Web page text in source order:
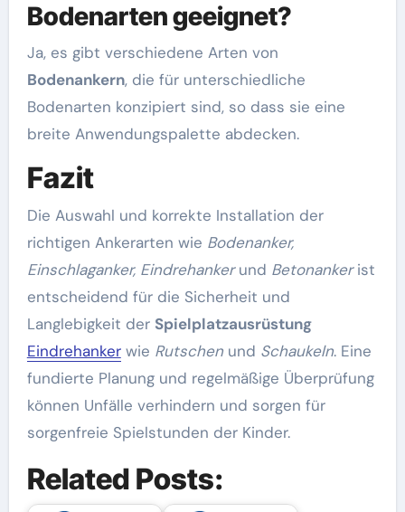
Bodenarten geeignet?
Ja, es gibt verschiedene Arten von
Bodenankern, die für unterschiedliche
Bodenarten konzipiert sind, so dass sie eine
breite Anwendungspalette abdecken.
Fazit
Die Auswahl und korrekte Installation der
richtigen Ankerarten wie Bodenanker,
Einschlaganker, Eindrehankerund Betonankerist
entscheidend für die Sicherheit und
Langlebigkeit der Spielplatzausrüstung
Eindrehankerwie Rutschenund Schaukeln. Eine
fundierte Planung und regelmäßige Überprüfung
können Unfälle verhindern und sorgen für
sorgenfreie Spielstunden der Kinder.
Related Posts: